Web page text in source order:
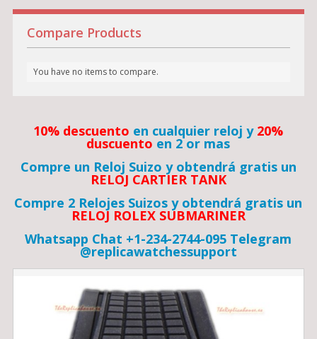
Compare Products
You have no items to compare.
10% descuento en cualquier reloj y 20%
duscuento en 2 or mas
Compre un Reloj Suizo y obtendrá gratis un
RELOJ CARTIER TANK
Compre 2 Relojes Suizos y obtendrá gratis un
RELOJ ROLEX SUBMARINER
Whatsapp Chat +1-234-2744-095 Telegram
@replicawatchessupport